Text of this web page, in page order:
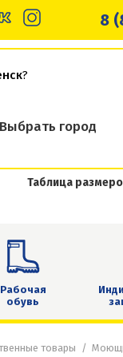
?
Выбрать город
8
Таблица
Рабочая
обувь
товары